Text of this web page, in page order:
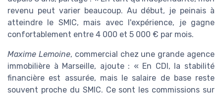
revenu peut varier beaucoup. Au début, je peinais à
atteindre le SMIC, mais avec l'expérience, je gagne
confortablement entre 4 000 et 5 000 € par mois.
Maxime Lemoine, commercial chez une grande agence
immobilière à Marseille, ajoute : « En CDI, la stabilité
financière est assurée, mais le salaire de base reste
souvent proche du SMIC. Ce sont les commissions sur